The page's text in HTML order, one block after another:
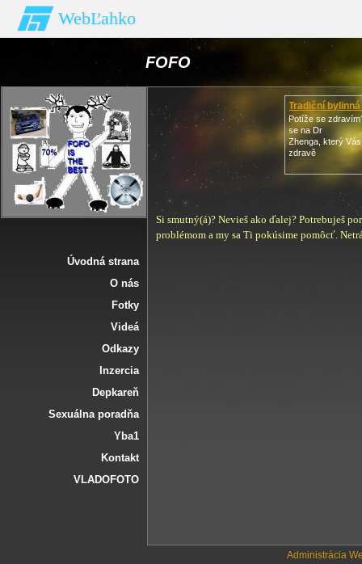
WebĽahko
FOFO
Úvodná strana
O nás
Fotky
Videá
Odkazy
Inzercia
Depkareň
Sexuálna poradňa
Yba1
Kontakt
VLADOFOTO
Tradiční
Potíže se
se na Dr
Zhenga, který
zdravě
Si smutný(á)? Nevieš ako ďalej? Potrebuješ
problémom a my sa Ti pokúsime pomôcť.
Administrácia